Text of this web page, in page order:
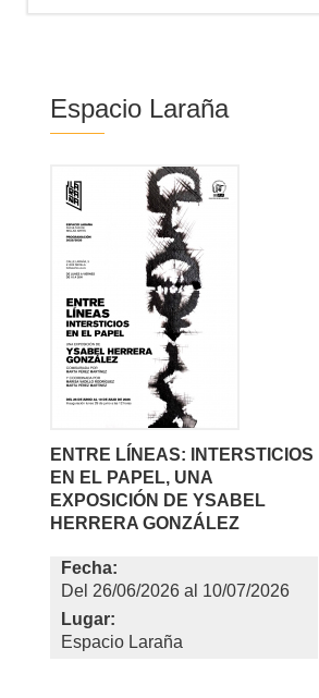
Espacio Laraña
ENTRE LÍNEAS: INTERSTICIOS
EN EL PAPEL, UNA
EXPOSICIÓN DE YSABEL
HERRERA GONZÁLEZ
Fecha:
26/06/2026 al 10/07/2026
Lugar:
Espacio Laraña